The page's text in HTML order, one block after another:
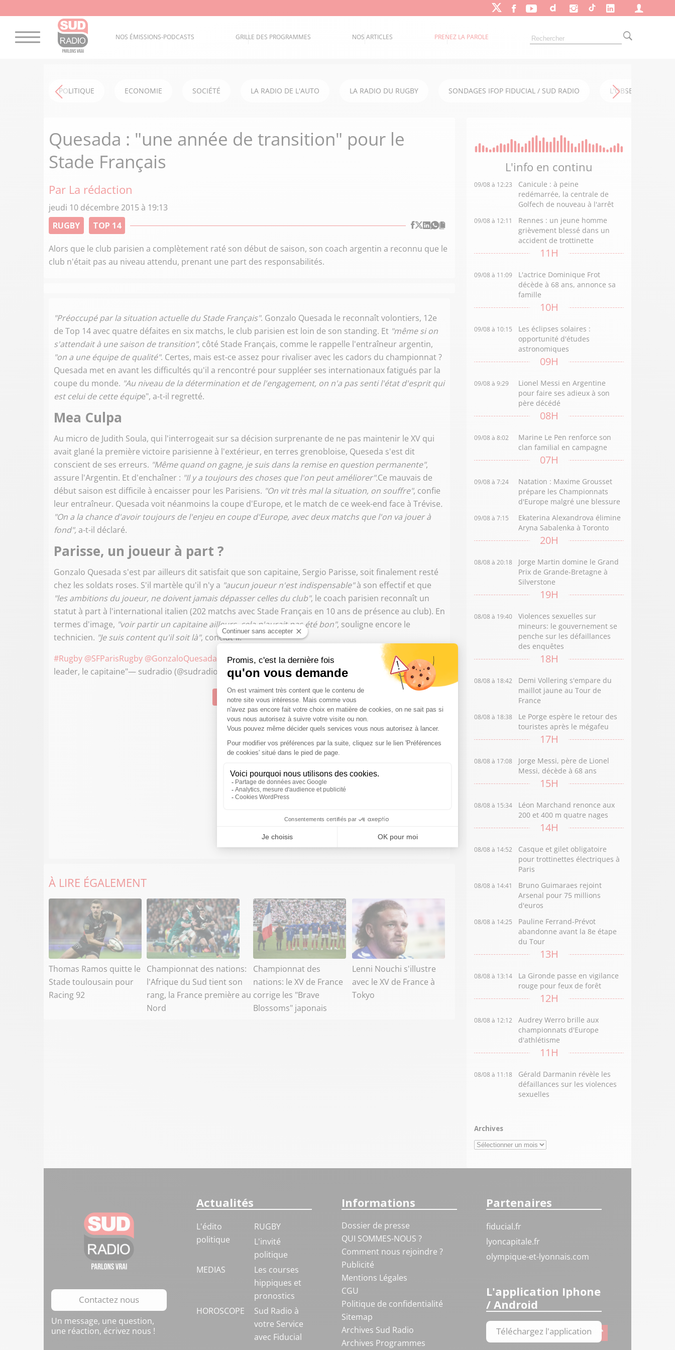
NOS ÉMISSIONS-PODCASTS GRILLE DES PROGRAMMES NOS ARTICLES PRENEZ LA PAROLE
POLITIQUE ECONOMIE SOCIÉTÉ LA RADIO DE L'AUTO LA RADIO DU RUGBY SONDAGES IFOP FIDUCIAL / SUD RADIO L'OBSERVATOIRE
Quesada : "une année de transition" pour le
Stade Français
Par La rédaction
jeudi 10 décembre 2015 à 19:13
RUGBY
TOP 14
Alors que le club parisien a complètement raté son début de saison, son coach argentin a reconnu que le
club n'était pas au niveau attendu, prenant une part des responsabilités.
"Préoccupé par la situation actuelle du Stade Français". Gonzalo Quesada le reconnaît volontiers, 12e
de Top 14 avec quatre défaites en six matchs, le club parisien est loin de son standing. Et "même si on
s'attendait à une saison de transition", côté Stade Français, comme le rappelle l'entraîneur argentin,
"on a une équipe de qualité". Certes, mais est-ce assez pour rivaliser avec les cadors du championnat ?
Quesada met en avant les difficultés qu'il a rencontré pour suppléer ses internationaux fatigués par la
coupe du monde. "Au niveau de la détermination et de l'engagement, on n'a pas senti l'état d'esprit qui
est celui de cette équipe", a-t-il regretté.
Mea Culpa
Au micro de Judith Soula, qui l'interrogeait sur sa décision surprenante de ne pas maintenir le XV qui
avait glané la première victoire parisienne à l'extérieur, en terres grenobloise, Queseda s'est dit
conscient de ses erreurs. "Même quand on gagne, je suis dans la remise en question permanente",
assure l'Argentin. Et d'enchaîner : "Il y a toujours des choses que l'on peut améliorer".Ce mauvais de
début saison est difficile à encaisser pour les Parisiens. "On vit très mal la situation, on souffre", confie
leur entraîneur. Quesada voit néanmoins la coupe d'Europe, et le match de ce week-end face à Trévise.
"On a la chance d'avoir toujours de l'enjeu en coupe d'Europe, avec deux matchs que l'on va jouer à
fond", a-t-il déclaré.
Parisse, un joueur à part ?
Gonzalo Quesada s'est par ailleurs dit satisfait que son capitaine, Sergio Parisse, soit finalement resté
chez les soldats roses. S'il martèle qu'il n'y a "aucun joueur n'est indispensable"à son effectif et que
"les ambitions du joueur, ne doivent jamais dépasser celles du club", le coach parisien reconnaît un
statut à part à l'international italien (202 matchs avec Stade Français en 10 ans de présence au club). En
termes d'image, "voir partir un capitaine ailleurs, cela n'aurait pas été bon", souligne encore le
technicien. "Je suis content qu'il soit là", conclut-il.
#Rugby @SFParisRugby @GonzaloQuesada : " c'est important que@sergioparisse
re-signe, c'est le
leader, le capitaine"— sudradio (@sudradio)
10 Décembre 2015
Suivre Sud Radio
À LIRE ÉGALEMENT
Thomas Ramos quitte le
Stade toulousain pour
Racing 92
Championnat des nations:
l'Afrique du Sud tient son
rang, la France première au
Nord
Championnat des
nations: le XV de France
corrige les "Brave
Blossoms" japonais
Lenni Nouchi s'illustre
avec le XV de France à
Tokyo
L'info en continu
09/08 à 12:23
Canicule : à peine
redémarrée, la centrale de
Golfech de nouveau à l'arrêt
09/08 à 12:11
Rennes : un jeune homme
grièvement blessé dans un
accident de trottinette
11H
09/08 à 11:09
L'actrice Dominique Frot
décède à 68 ans, annonce sa
famille
10H
09/08 à 10:15
Les éclipses solaires :
opportunité d'études
astronomiques
09H
09/08 à 9:29
Lionel Messi en Argentine
pour faire ses adieux à son
père décédé
08H
09/08 à 8:02
Marine Le Pen renforce son
clan familial en campagne
07H
09/08 à 7:24
Natation : Maxime Grousset
prépare les Championnats
d'Europe malgré une blessure
09/08 à 7:15
Ekaterina Alexandrova élimine
Aryna Sabalenka à Toronto
20H
08/08 à 20:18
Jorge Martin domine le Grand
Prix de Grande-Bretagne à
Silverstone
19H
08/08 à 19:40
Violences sexuelles sur
mineurs: le gouvernement se
penche sur les défaillances
des enquêtes
18H
08/08 à 18:42
Demi Vollering s'empare du
maillot jaune au Tour de
France
08/08 à 18:38
Le Porge espère le retour des
touristes après le mégafeu
17H
08/08 à 17:08
Jorge Messi, père de Lionel
Messi, décède à 68 ans
15H
08/08 à 15:34
Léon Marchand renonce aux
200 et 400 m quatre nages
14H
08/08 à 14:52
Casque et gilet obligatoire
pour trottinettes électriques à
Paris
08/08 à 14:41
Bruno Guimaraes rejoint
Arsenal pour 75 millions
d'euros
08/08 à 14:25
Pauline Ferrand-Prévot
abandonne avant la 8e étape
du Tour
13H
08/08 à 13:14
La Gironde passe en vigilance
rouge pour feux de forêt
12H
08/08 à 12:12
Audrey Werro brille aux
championnats d'Europe
d'athlétisme
11H
08/08 à 11:18
Gérald Darmanin révèle les
défaillances sur les violences
sexuelles
Archives
Archives
Contactez nous
Un message, une question,
une réaction, écrivez nous !
Actualités
L'édito
politique
RUGBY
L'invité
politique
MEDIAS
Les courses
hippiques et
pronostics
HOROSCOPE
Sud Radio à
votre Service
avec Fiducial
Informations
Dossier de presse
QUI SOMMES-NOUS ?
Comment nous rejoindre ?
Publicité
Mentions Légales
CGU
Politique de confidentialité
Sitemap
Archives Sud Radio
Archives Programmes
Partenaires
fiducial.fr
lyoncapitale.fr
olympique-et-lyonnais.com
L'application Iphone
/ Android
Téléchargez l'application